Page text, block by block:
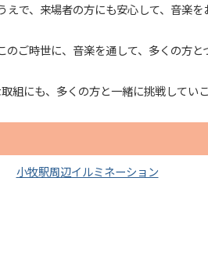
で、来場者の方にも安心して、音楽
ご時世に、音楽を通して、多くの方と
にも、多くの方と一緒に挑戦していこ
小牧駅周辺イルミネーション